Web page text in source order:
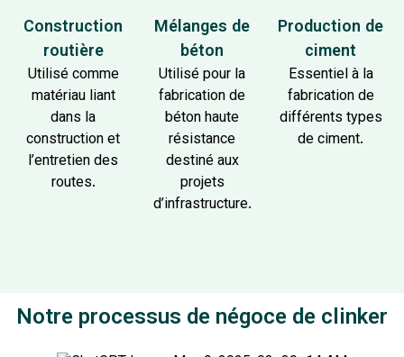
Construction
routière
Utilisé comme
matériau liant
dans la
construction et
l’entretien des
routes.
Mélanges de
béton
Utilisé pour la
fabrication de
béton haute
résistance
destiné aux
projets
d’infrastructure.
Production de
ciment
Essentiel à la
fabrication de
différents types
de ciment.
Notre processus de négoce de clinker